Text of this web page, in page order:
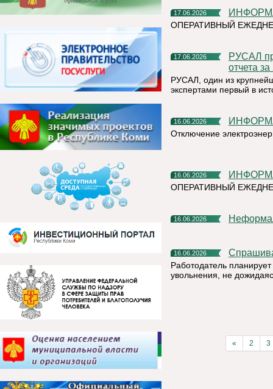
17.06.2026
ОПЕРАТИВНЫЙ
17.06.2026
РУСАЛ провел общественно-экспертные заверения Единого
отчета
РУСАЛ, один из
экспертами первый в
16.06.2026
Отключение
16.06.2026
ОПЕРАТИВНЫЙ
16.06.2026
16.06.2026
Работодатель
увольнения, не
« 2 3